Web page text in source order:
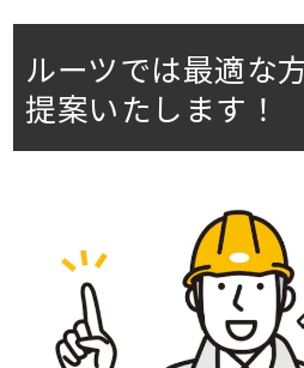
ルーツでは最適な
提案いたします！